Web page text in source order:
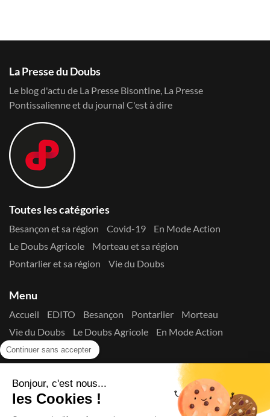
Continuer sans accepter
Bonjour, c'est nous...
les Cookies !
La Presse du Doubs
Le blog d'actu de La Presse Bisontine, La Presse
Pontissalienne et du journal C'est à dire
Toutes les catégories
Besançon et sa région Covid-19
En Mode Action
Le Doubs Agricole
Morteau et sa région
Pontarlier et sa région
Vie du Doubs
Menu
Accueil EDITO Besançon Pontarlier
Morteau
Vie du Doubs
Le Doubs Agricole
En Mode Action
Contactez-nous !
Suivez-nous sur les réseaux